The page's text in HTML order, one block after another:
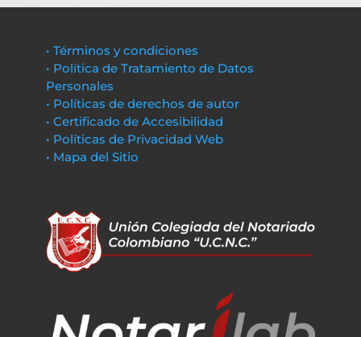
• Términos y condiciones
• Política de Tratamiento de Datos
Personales
• Políticas de derechos de autor
• Certificado de Accesibilidad
• Políticas de Privacidad Web
• Mapa del Sitio